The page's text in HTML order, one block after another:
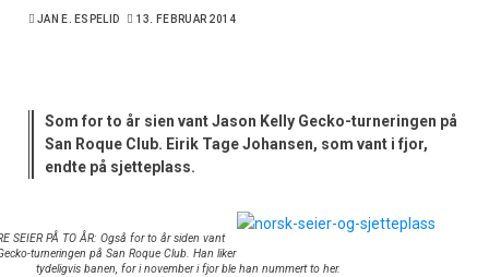
JAN E. ESPELID 13. FEBRUAR 2014
Som for to år sien vant Jason Kelly Gecko-turneringen på
San Roque Club. Eirik Tage Johansen, som vant i fjor,
endte på sjetteplass.
SEIER PÅ TO ÅR: Også for to år siden vant
turneringen på San Roque Club. Han liker
tydeligvis banen, for i november i fjor ble han nummert to her.